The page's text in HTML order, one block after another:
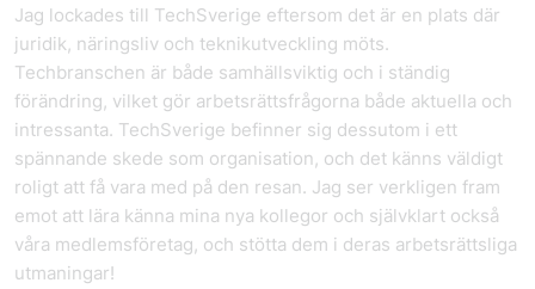
Jag lockades till TechSverige eftersom det är en plats där
juridik, näringsliv och teknikutveckling möts.
Techbranschen är både samhällsviktig och i ständig
förändring, vilket gör arbetsrättsfrågorna både aktuella och
intressanta. TechSverige befinner sig dessutom i ett
spännande skede som organisation, och det känns väldigt
roligt att få vara med på den resan. Jag ser verkligen fram
emot att lära känna mina nya kollegor och självklart också
våra medlemsföretag, och stötta dem i deras arbetsrättsliga
utmaningar!